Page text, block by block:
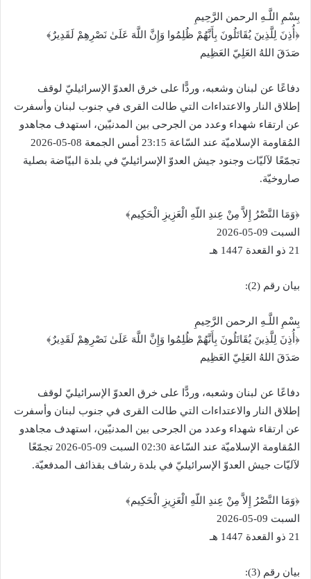
بِسْمِ اللَّـهِ الرحمن الرَّحِيمِ
‏﴿أُذِنَ لِلَّذِينَ يُقَاتَلُونَ بِأَنَّهُمْ ظُلِمُوا وَإِنَّ اللَّهَ عَلَىٰ نَصْرِهِمْ لَقَدِيرٌ﴾‏
صَدَقَ اللهُ العَلِيّ العَظِيم
دفاعًا عن لبنان وشعبه، وردًّا على خرق العدوّ الإسرائيليّ لوقف
إطلاق النار والاعتداءات التي طالت القرى في جنوب لبنان وأسفرت
عن ارتقاء شهداء وعدد من الجرحى بين المدنيّين، استهدف مجاهدو
المُقاومة الإسلاميّة عند السّاعة 23:15 أمس الجمعة 08-05-2026
تجمّعًا لآليّات وجنود جيش العدوّ الإسرائيليّ في بلدة البيّاضة بصلية
صاروخيّة.
﴿وَمَا النَّصْرُ إِلاَّ مِنْ عِندِ اللّهِ الْعَزِيزِ الْحَكِيم﴾‏
السبت 09-05-2026‏
21 ذو القعدة 1447 هـ
بيان رقم (2):‏
بِسْمِ اللَّـهِ الرحمن الرَّحِيمِ
‏﴿أُذِنَ لِلَّذِينَ يُقَاتَلُونَ بِأَنَّهُمْ ظُلِمُوا وَإِنَّ اللَّهَ عَلَىٰ نَصْرِهِمْ لَقَدِيرٌ﴾‏
صَدَقَ اللهُ العَلِيّ العَظِيم
دفاعًا عن لبنان وشعبه، وردًّا على خرق العدوّ الإسرائيليّ لوقف
إطلاق النار والاعتداءات التي طالت القرى في جنوب لبنان وأسفرت
عن ارتقاء شهداء وعدد من الجرحى بين المدنيّين، استهدف مجاهدو
المُقاومة الإسلاميّة عند السّاعة 02:30 السبت 09-05-2026 تجمّعًا
لآليّات جيش العدوّ الإسرائيليّ في بلدة رشاف بقذائف المدفعيّة.
﴿وَمَا النَّصْرُ إِلاَّ مِنْ عِندِ اللّهِ الْعَزِيزِ الْحَكِيم﴾‏
السبت 09-05-2026‏
21 ذو القعدة 1447 هـ
بيان رقم (3):‏